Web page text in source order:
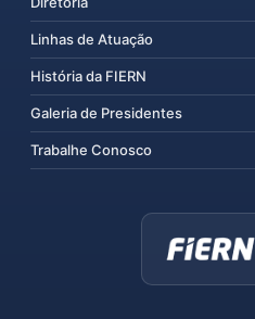
Linhas de Atuação
História da FIERN
Galeria de Presidentes
Trabalhe Conosco